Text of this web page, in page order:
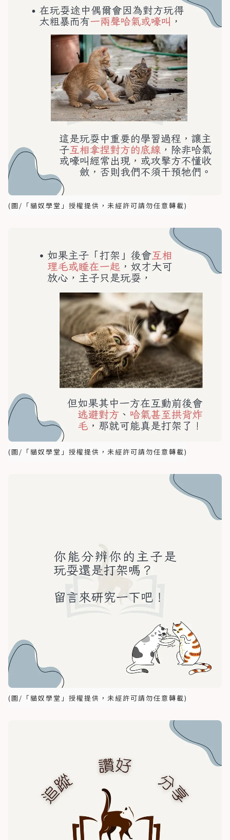
(圖/「貓奴學堂」授權提供，未經許可請勿任意轉載)
(圖/「貓奴學堂」授權提供，未經許可請勿任意轉載)
(圖/「貓奴學堂」授權提供，未經許可請勿任意轉載)